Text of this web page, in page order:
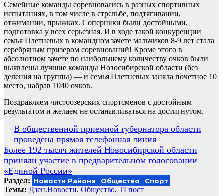
Семейные команды соревновались в разных спортивных
испытаниях, в том числе в стрельбе, подтягивании,
отжимании, прыжках. Соперники были достойными,
подготовка у всех серьезная. И в ходе такой конкуренции
семья Плетневых в командном зачете мальчиков 8-9 лет стала
серебряным призером соревнований! Кроме этого в
абсолютном зачете по наибольшему количеству очков были
выявлены лучшие команды Новосибирской области (без
деления на группы) — и семья Плетневых заняла почетное 10
место, набрав 1040 очков.
Поздравляем чистоозерских спортсменов с достойным
результатом и желаем не останавливаться на достигнутом.
Навигация
по
записям
В общественной приемной губернатора области
проведена прямая телефонная линия
Более 192 тысяч жителей Новосибирской области
приняли участие в предварительном голосовании
«Единой России»
Раздел: Новости Района Общество Спорт
Темы: Дзен.Новости, Общество, ТГпост